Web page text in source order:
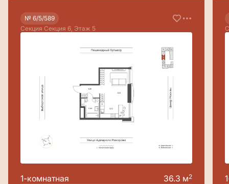
№ 6/5/589
Секция Секция 6, Этаж 5
1-комнатная 36.3 м2